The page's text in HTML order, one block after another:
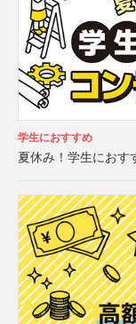
学生におすすめ
夏休み！学生におす